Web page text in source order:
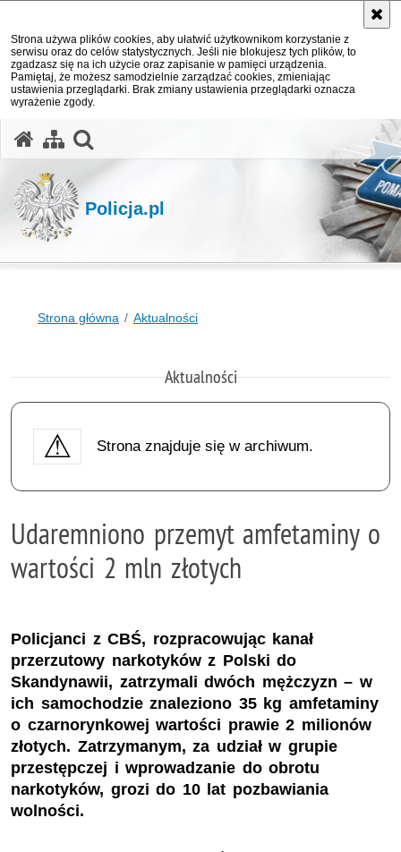
Strona używa plików cookies, aby ułatwić użytkownikom korzystanie z
serwisu oraz do celów statystycznych. Jeśli nie blokujesz tych plików, to
zgadzasz się na ich użycie oraz zapisanie w pamięci urządzenia.
Pamiętaj, że możesz samodzielnie zarządzać cookies, zmieniając
ustawienia przeglądarki. Brak zmiany ustawienia przeglądarki oznacza
wyrażenie zgody.
Policja.pl
Strona główna Aktualności
Aktualności
Strona znajduje się w archiwum.
Udaremniono przemyt amfetaminy o
wartości 2 mln złotych
Policjanci z CBŚ, rozpracowując kanał
przerzutowy narkotyków z Polski do
Skandynawii, zatrzymali dwóch mężczyzn – w
ich samochodzie znaleziono 35 kg amfetaminy
o czarnorynkowej wartości prawie 2 milionów
złotych. Zatrzymanym, za udział w grupie
przestępczej i wprowadzanie do obrotu
narkotyków, grozi do 10 lat pozbawiania
wolności.